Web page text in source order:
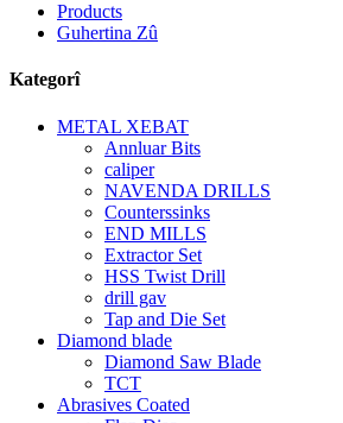
Products
Guhertina Zû
Kategorî
METAL XEBAT
Annluar Bits
caliper
NAVENDA DRILLS
Counterssinks
END MILLS
Extractor Set
HSS Twist Drill
drill gav
Tap and Die Set
Diamond blade
Diamond Saw Blade
TCT
Abrasives Coated